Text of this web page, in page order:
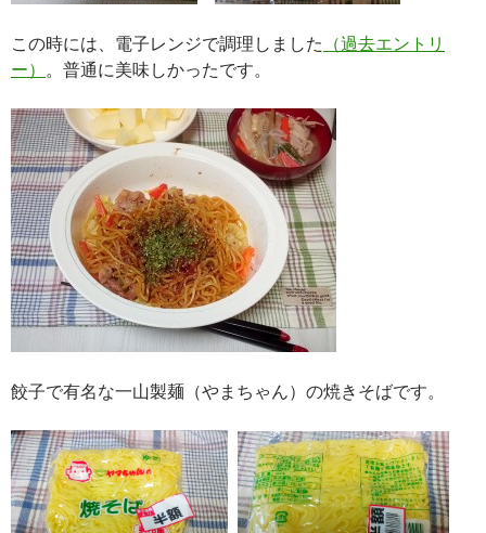
この時には、電子レンジで調理しました
（過去エントリ
ー）
。普通に美味しかったです。
餃子で有名な一山製麺（やまちゃん）の焼きそばです。